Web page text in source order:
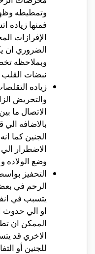
وتمطيطه
فمنها زياده
الإفرازات
الضروري ان
وبملاحظه
نبضات القلب
زياده
والتحريض
الاتصال ما
بالاضافه
الجنين كما
الاضطرار
وضع الولاده
التحفيز
الرحم في
يتسبب في
او الي حدوث
الممكن ان
الاخري قد
للجنين أو